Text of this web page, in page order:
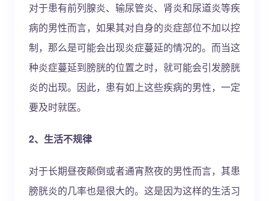
对于患有前列腺炎、输尿管炎、肾炎和尿道炎等疾
病的男性而言，如果其对自身的炎症部位不加以控
制，那么是可能会出现炎症蔓延的情况的。而当这
种炎症蔓延到膀胱的位置之时，就可能会引发膀胱
炎的出现。因此，患有如上这些疾病的男性，一定
要及时就医。
2、生活不规律
对于长期昼夜颠倒或者通宵熬夜的男性而言，其患
膀胱炎的几率也是很大的。这是因为这样的生活习